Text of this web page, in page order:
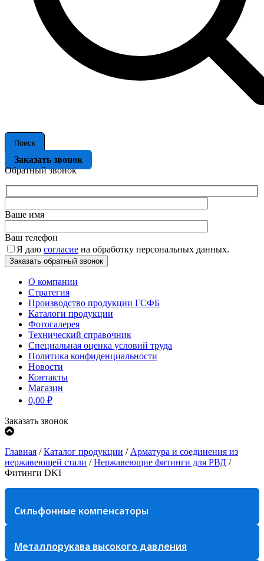
Поиск
Заказать звонок
Обратный звонок
Ваше имя
Ваш телефон
Я даю согласие на обработку персональных данных.
О компании
Стратегия
Производство продукции ГСФБ
Каталоги продукции
Фотогалерея
Технический справочник
Специальная оценка условий труда
Политика конфиденциальности
Новости
Контакты
Магазин
0,00 ₽
Заказать звонок
Главная /Каталог продукции / Арматура и соединения из
нержавеющей стали /Нержавеющие фитинги для РВД /
Фитинги DKI
Сильфонные компенсаторы
Металлорукава высокого давления